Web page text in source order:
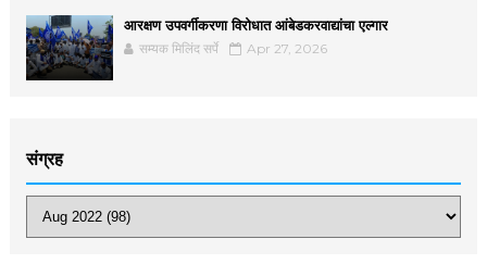
आरक्षण उपवर्गीकरणा विरोधात आंबेडकरवाद्यांचा एल्गार
सम्यक मिलिंद सर्पे Apr 27, 2026
संग्रह